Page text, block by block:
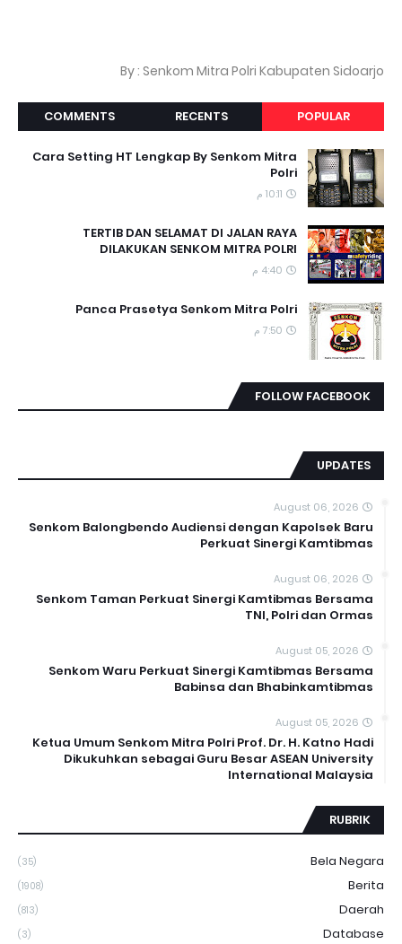
By : Senkom Mitra Polri Kabupaten Sidoarjo
POPULAR
RECENTS
COMMENTS
Cara Setting HT Lengkap By Senkom Mitra
Polri
10:11 م
TERTIB DAN SELAMAT DI JALAN RAYA
DILAKUKAN SENKOM MITRA POLRI
4:40 م
Panca Prasetya Senkom Mitra Polri
7:50 م
FOLLOW FACEBOOK
UPDATES
August 06, 2026
Senkom Balongbendo Audiensi dengan Kapolsek Baru
Perkuat Sinergi Kamtibmas
August 06, 2026
Senkom Taman Perkuat Sinergi Kamtibmas Bersama
TNI, Polri dan Ormas
August 05, 2026
Senkom Waru Perkuat Sinergi Kamtibmas Bersama
Babinsa dan Bhabinkamtibmas
August 05, 2026
Ketua Umum Senkom Mitra Polri Prof. Dr. H. Katno Hadi
Dikukuhkan sebagai Guru Besar ASEAN University
International Malaysia
RUBRIK
Bela Negara
(35)
Berita
(1908)
Daerah
(813)
Database
(3)